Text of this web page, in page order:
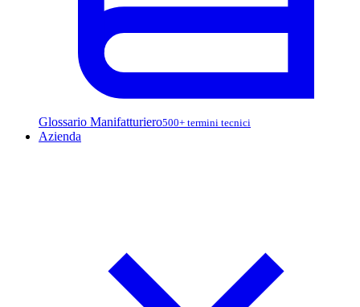
Glossario Manifatturiero500+ termini tecnici
Azienda